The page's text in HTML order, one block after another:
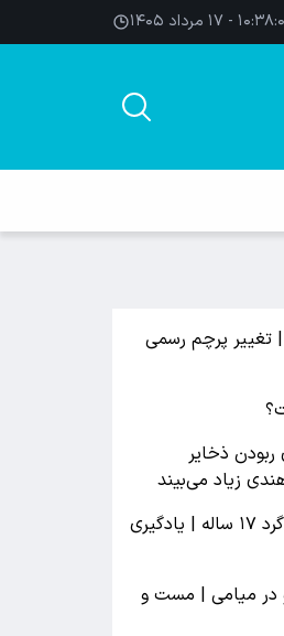
- ۱۷ مرداد ۱۴۰۵
| تغییر پرچم رسمی
ربودن ذخایر
زیاد می‌بیند
رسوایی جنسی معلم زن با شاگرد ۱۷ ساله | یادگیری
در میامی | مست و